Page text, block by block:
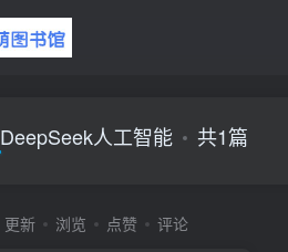
DeepSeek人工智能 共1篇
更新 浏览 点赞 评论